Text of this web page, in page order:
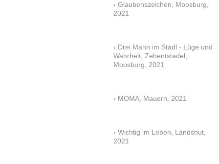
Glaubenszeichen, Moosburg,
2021
Drei Mann im Stadl - Lüge und
Wahrheit, Zehentstadel,
Moosburg, 2021
MOMA, Mauern, 2021
Wichtig im Leben, Landshut,
2021